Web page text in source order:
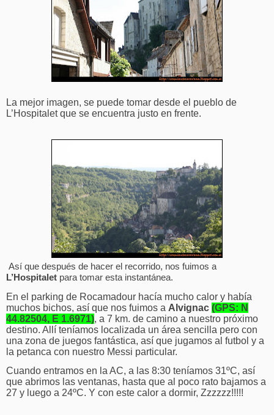
La mejor imagen, se puede tomar desde el pueblo de
L’Hospitalet que se encuentra justo en frente.
Así que después de hacer el recorrido, nos fuimos a
L’Hospitalet para tomar esta instantánea.
En el parking de Rocamadour hacía mucho calor y había
muchos bichos, así que nos fuimos a Alvignac (GPS: N
44.82504, E 1.6971), a 7 km. de camino a nuestro próximo
destino. Allí teníamos localizada un área sencilla pero con
una zona de juegos fantástica, así que jugamos al futbol y a
la petanca con nuestro Messi particular.
Cuando entramos en la AC, a las 8:30 teníamos 31ºC, así
que abrimos las ventanas, hasta que al poco rato bajamos a
27 y luego a 24ºC. Y con este calor a dormir, Zzzzzz!!!!!